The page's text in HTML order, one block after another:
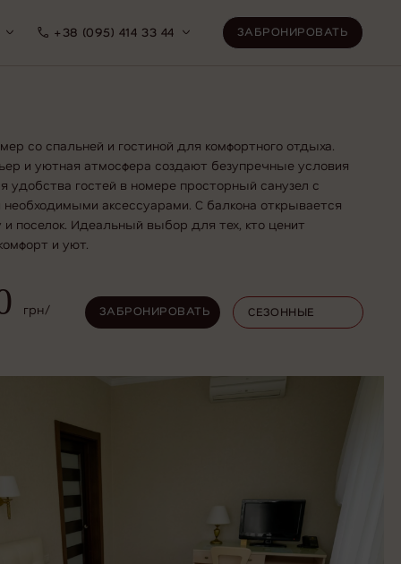
+38 (095) 414 33 44 ЗАБРОНИРОВАТЬ
со спальней и гостиной для комфортного отдыха.
и уютная атмосфера создают безупречные условия
удобства гостей в номере просторный санузел с
необходимыми аксессуарами. С балкона открывается
поселок. Идеальный выбор для тех, кто ценит
и уют.
грн/ ЗАБРОНИРОВАТЬ
СЕЗОННЫЕ